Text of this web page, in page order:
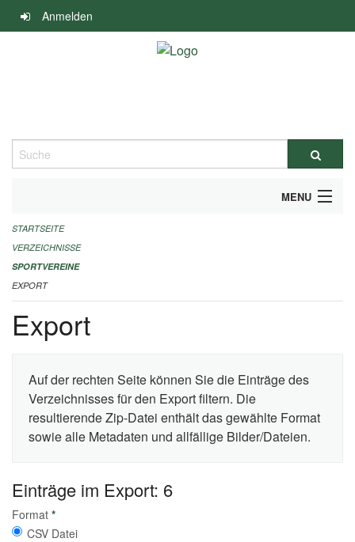
Navigation
überspringen
Anmelden
Suche
MENU
ALLGEMEINE INFORMATIONEN
FINANZIELLE UNTERSTÜTZUNG BENÖTIGT?
KONTAKT
STARTSEITE
VERZEICHNISSE
SPORTVEREINE
EXPORT
Export
Auf der rechten Seite können Sie die Einträge des
Verzeichnisses für den Export filtern. Die
resultierende Zip-Datei enthält das gewählte Format
sowie alle Metadaten und allfällige Bilder/Dateien.
Einträge im Export: 6
Format *
CSV Datei